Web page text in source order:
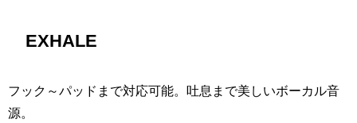
EXHALE
フック～パッドまで対応可能。吐息まで美しいボーカル音
源。